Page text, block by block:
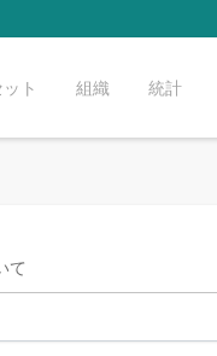
ト 組織 統計
て